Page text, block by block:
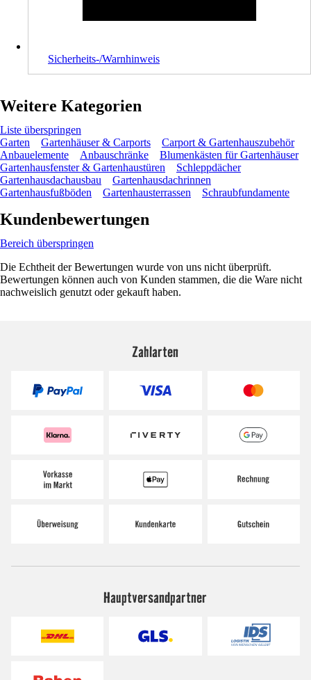
Sicherheits-/Warnhinweis
Weitere Kategorien
Liste überspringen
Garten
Gartenhäuser & Carports
Carport & Gartenhauszubehör
Anbauelemente
Anbauschränke
Blumenkästen für Gartenhäuser
Gartenhausfenster & Gartenhaustüren
Schleppdächer
Gartenhausdachausbau
Gartenhausdachrinnen
Gartenhausfußböden
Gartenhausterrassen Schraubfundamente
Kundenbewertungen
Bereich überspringen
Die Echtheit der Bewertungen wurde von uns nicht überprüft.
Bewertungen können auch von Kunden stammen, die die Ware nicht
nachweislich genutzt oder gekauft haben.
Zahlarten
Hauptversandpartner